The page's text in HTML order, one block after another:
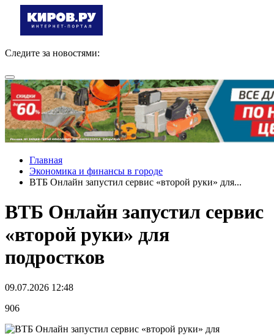
Следите за новостями:
Главная
Экономика и финансы в городе
ВТБ Онлайн запустил сервис «второй руки» для...
ВТБ Онлайн запустил сервис
«второй руки» для
подростков
09.07.2026 12:48
906